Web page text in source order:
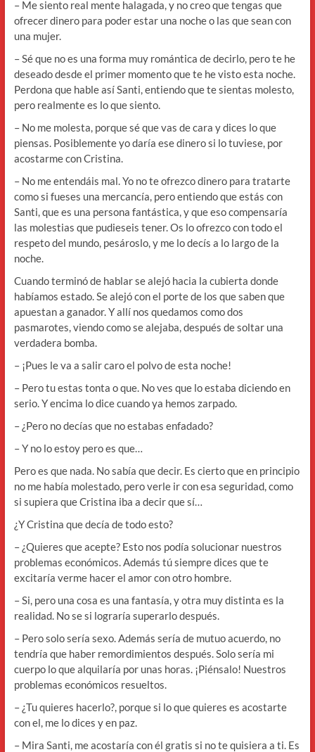
– Me siento real mente halagada, y no creo que tengas que
ofrecer dinero para poder estar una noche o las que sean con
una mujer.
– Sé que no es una forma muy romántica de decirlo, pero te he
deseado desde el primer momento que te he visto esta noche.
Perdona que hable así Santi, entiendo que te sientas molesto,
pero realmente es lo que siento.
– No me molesta, porque sé que vas de cara y dices lo que
piensas. Posiblemente yo daría ese dinero si lo tuviese, por
acostarme con Cristina.
– No me entendáis mal. Yo no te ofrezco dinero para tratarte
como si fueses una mercancía, pero entiendo que estás con
Santi, que es una persona fantástica, y que eso compensaría
las molestias que pudieseis tener. Os lo ofrezco con todo el
respeto del mundo, pesároslo, y me lo decís a lo largo de la
noche.
Cuando terminó de hablar se alejó hacia la cubierta donde
habíamos estado. Se alejó con el porte de los que saben que
apuestan a ganador. Y allí nos quedamos como dos
pasmarotes, viendo como se alejaba, después de soltar una
verdadera bomba.
– ¡Pues le va a salir caro el polvo de esta noche!
– Pero tu estas tonta o que. No ves que lo estaba diciendo en
serio. Y encima lo dice cuando ya hemos zarpado.
– ¿Pero no decías que no estabas enfadado?
– Y no lo estoy pero es que…
Pero es que nada. No sabía que decir. Es cierto que en principio
no me había molestado, pero verle ir con esa seguridad, como
si supiera que Cristina iba a decir que sí…
¿Y Cristina que decía de todo esto?
– ¿Quieres que acepte? Esto nos podía solucionar nuestros
problemas económicos. Además tú siempre dices que te
excitaría verme hacer el amor con otro hombre.
– Si, pero una cosa es una fantasía, y otra muy distinta es la
realidad. No se si lograría superarlo después.
– Pero solo sería sexo. Además sería de mutuo acuerdo, no
tendría que haber remordimientos después. Solo sería mi
cuerpo lo que alquilaría por unas horas. ¡Piénsalo! Nuestros
problemas económicos resueltos.
– ¿Tu quieres hacerlo?, porque si lo que quieres es acostarte
con el, me lo dices y en paz.
– Mira Santi, me acostaría con él gratis si no te quisiera a ti. Es